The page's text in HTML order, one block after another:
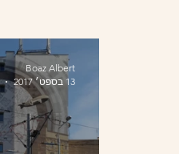
Boaz Albert
13 בספט׳ 2017